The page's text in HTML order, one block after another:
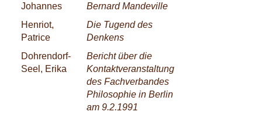
Johannes
Bernard Mandeville
Henriot,
Patrice
Die Tugend des
Denkens
Dohrendorf-
Seel, Erika
Bericht über die
Kontaktveranstaltung
des Fachverbandes
Philosophie in Berlin
am 9.2.1991